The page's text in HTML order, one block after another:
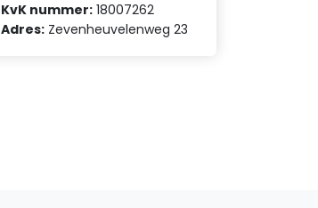
KvK nummer: 18007262
Adres: Zevenheuvelenweg 23